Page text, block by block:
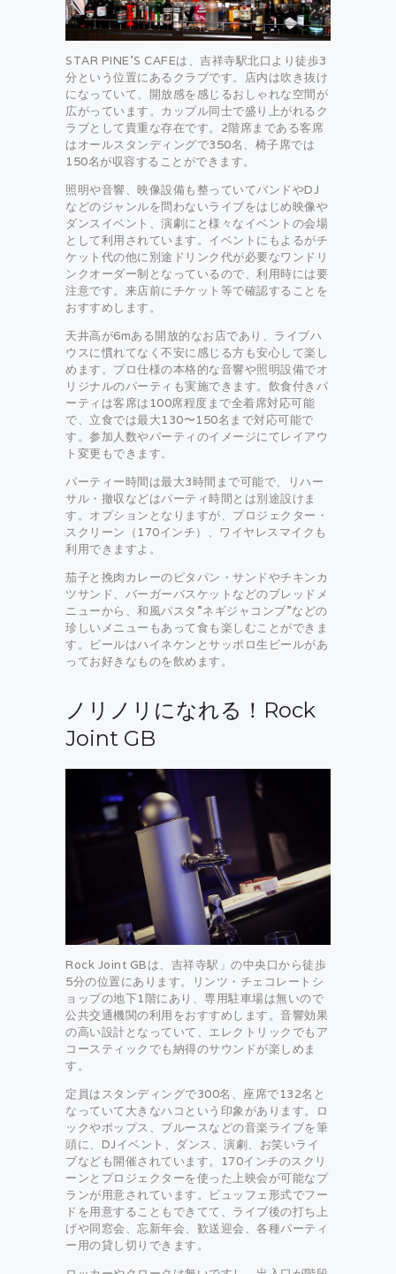
STAR PINE’S CAFEは、吉祥寺駅北口より徒歩3
分という位置にあるクラブです。店内は吹き抜け
になっていて、開放感を感じるおしゃれな空間が
広がっています。カップル同士で盛り上がれるク
ラブとして貴重な存在です。2階席まである客席
はオールスタンディングで350名、椅子席では
150名が収容することができます。
照明や音響、映像設備も整っていてバンドやDJ
などのジャンルを問わないライブをはじめ映像や
ダンスイベント、演劇にと様々なイベントの会場
として利用されています。イベントにもよるがチ
ケット代の他に別途ドリンク代が必要なワンドリ
ンクオーダー制となっているので、利用時には要
注意です。来店前にチケット等で確認することを
おすすめします。
天井高が6mある開放的なお店であり、ライブハ
ウスに慣れてなく不安に感じる方も安心して楽し
めます。プロ仕様の本格的な音響や照明設備でオ
リジナルのパーティも実施できます。飲食付きパ
ーティは客席は100席程度まで全着席対応可能
で、立食では最大130〜150名まで対応可能で
す。参加人数やパーティのイメージにてレイアウ
ト変更もできます。
パーティー時間は最大3時間まで可能で、リハー
サル・撤収などはパーティ時間とは別途設けま
す。オプションとなりますが、プロジェクター・
スクリーン（170インチ）、ワイヤレスマイクも
利用できますよ。
茄子と挽肉カレーのピタパン・サンドやチキンカ
ツサンド、バーガーバスケットなどのブレッドメ
ニューから、和風パスタ”ネギジャコンブ”などの
珍しいメニューもあって食も楽しむことができま
す。ビールはハイネケンとサッポロ生ビールがあ
ってお好きなものを飲めます。
ノリノリになれる！Rock
Joint GB
Rock Joint GBは、吉祥寺駅」の中央口から徒歩
5分の位置にあります。リンツ・チェコレートシ
ョップの地下1階にあり、専用駐車場は無いので
公共交通機関の利用をおすすめします。音響効果
の高い設計となっていて、エレクトリックでもア
コースティックでも納得のサウンドが楽しめま
す。
定員はスタンディングで300名、座席で132名と
なっていて大きなハコという印象があります。ロ
ックやポップス、ブルースなどの音楽ライブを筆
頭に、DJイベント、ダンス、演劇、お笑いライ
ブなども開催されています。170インチのスクリ
ーンとプロジェクターを使った上映会が可能なプ
ランが用意されています。ビュッフェ形式でフー
ドを用意することもできてて、ライブ後の打ち上
げや同窓会、忘新年会、歓送迎会、各種パーティ
ー用の貸し切りできます。